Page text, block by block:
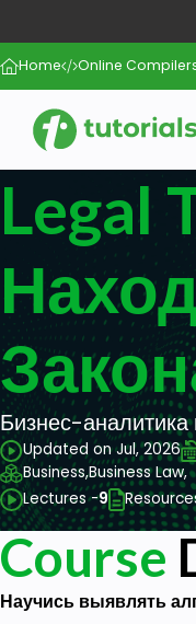
Home Online
Legal
Бизнес-
Updated on Jul, 2026
Business,Business Law,
Lectures -9
Course
Научись выявлять